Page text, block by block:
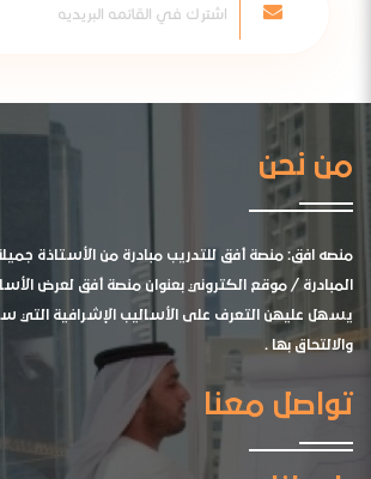
من نحن
منصه افق: منصة أفق للتدريب مبادرة من الأستاذة
المبادرة / موقع الكتروني بعنوان منصة أفق لعرض
يسهل عليهن التعرف على الأساليب الإشرافية التي
والالتحاق بها .
تواصل معنا